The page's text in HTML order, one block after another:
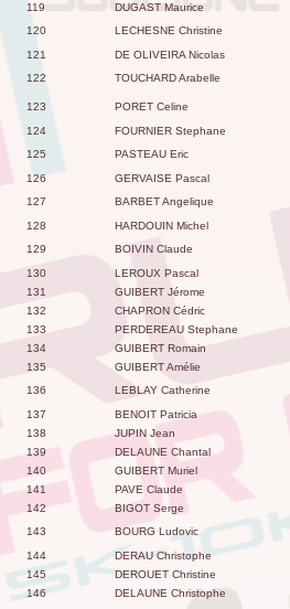
119
DUGAST Maurice
120
LECHESNE Christine
121
DE OLIVEIRA Nicolas
122
TOUCHARD Arabelle
123 PORET Celine
124
FOURNIER Stephane
125
PASTEAU Eric
126
GERVAISE Pascal
127
BARBET Angelique
128
HARDOUIN Michel
129
BOIVIN Claude
130
LEROUX Pascal
131
GUIBERT Jérome
132
CHAPRON Cédric
133
PERDEREAU Stephane
134
GUIBERT Romain
135
GUIBERT Amélie
136
LEBLAY Catherine
137
BENOIT Patricia
138
JUPIN Jean
139
DELAUNE Chantal
140
GUIBERT Muriel
141
PAVE Claude
142
BIGOT Serge
143
BOURG Ludovic
144
DERAU Christophe
145
DEROUET Christine
146
DELAUNE Christophe